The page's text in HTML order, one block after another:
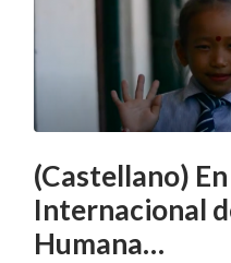
(Castellano)
Internacional
Humana…